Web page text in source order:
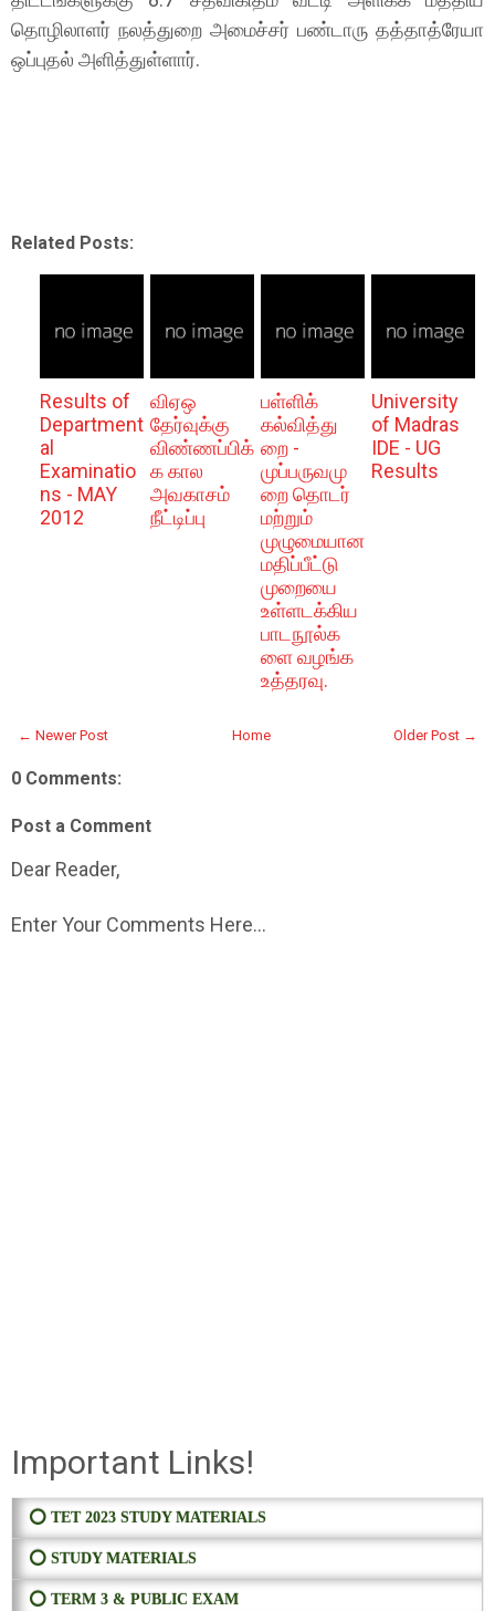
தொழிலாளர் நலத்துறை அமைச்சர் பண்டாரு தத்தாத்ரேயா
ஒப்புதல் அளித்துள்ளார்.
Related Posts:
Results of
Department
al
Examinatio
ns - MAY
2012
விஏஒ
தேர்வுக்கு
விண்ணப்பிக்
க கால
அவகாசம்
நீட்டிப்பு
பள்ளிக்
கல்வித்து
றை -
முப்பருவமு
றை தொடர்
மற்றும்
முழுமையான
மதிப்பீட்டு
முறையை
உள்ளடக்கிய
பாடநூல்க
ளை வழங்க
உத்தரவு.
University
of Madras
IDE - UG
Results
← Newer Post Older Post →
Home
0 Comments:
Post a Comment
Dear Reader,
Enter Your Comments Here...
Important Links!
⭕ TET 2023 STUDY MATERIALS
⭕ STUDY MATERIALS
⭕ TERM 3 & PUBLIC EXAM